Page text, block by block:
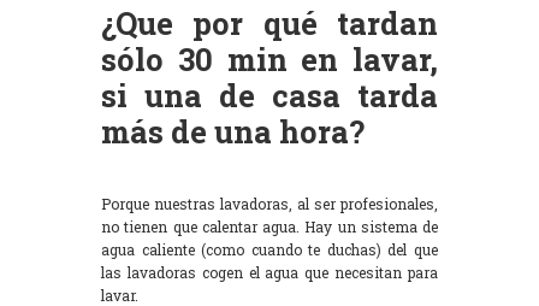
¿Que por qué tardan
sólo 30 min en lavar,
si una de casa tarda
más de una hora?
Porque nuestras lavadoras, al ser profesionales,
no tienen que calentar agua. Hay un sistema de
agua caliente (como cuando te duchas) del que
las lavadoras cogen el agua que necesitan para
lavar.